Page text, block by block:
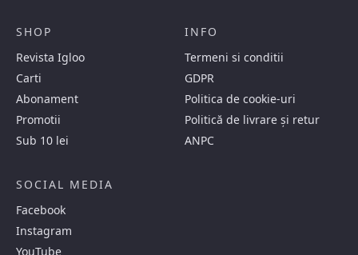
SHOP
Revista Igloo
Carti
Abonament
Promotii
Sub 10 lei
INFO
Termeni si conditii
GDPR
Politica de cookie-uri
Politică de livrare și retur
ANPC
SOCIAL MEDIA
Facebook
Instagram
YouTube